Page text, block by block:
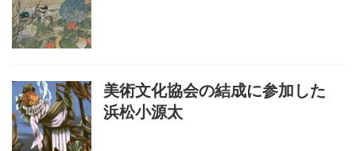
美術文化協会の結成に参加した
浜松小源太